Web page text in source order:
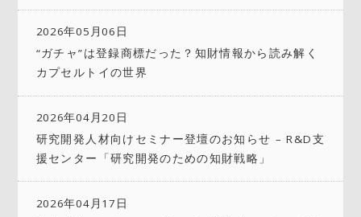
2026年05月06日
“ガチャ”は登録商標だった？知財情報から読み解く
カプセルトイの世界
2026年04月20日
研究開発人材向けセミナー登壇のお知らせ – R&D支
援センター「研究開発のための知財戦略」
2026年04月17日